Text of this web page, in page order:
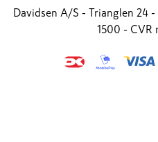
Davidsen A/S - Trianglen 24
1500 - CVR